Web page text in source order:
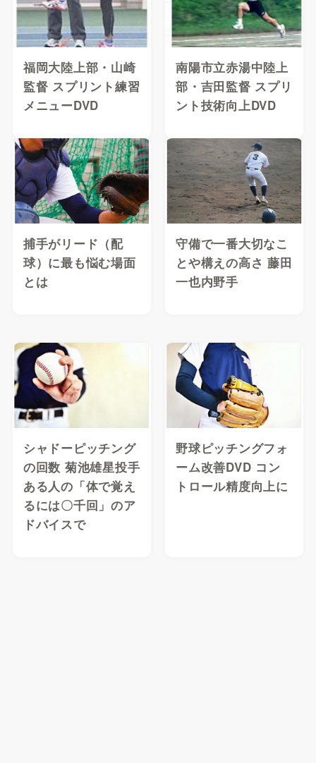
福岡大陸上部・山崎
監督 スプリント練習
メニューDVD
南陽市立赤湯中陸上
部・吉田監督 スプリ
ント技術向上DVD
捕手がリード（配
球）に最も悩む場面
とは
守備で一番大切なこ
とや構えの高さ 藤田
一也内野手
シャドーピッチング
の回数 菊池雄星投手
ある人の「体で覚え
るには〇千回」のア
ドバイスで
野球ピッチングフォ
ーム改善DVD コン
トロール精度向上に